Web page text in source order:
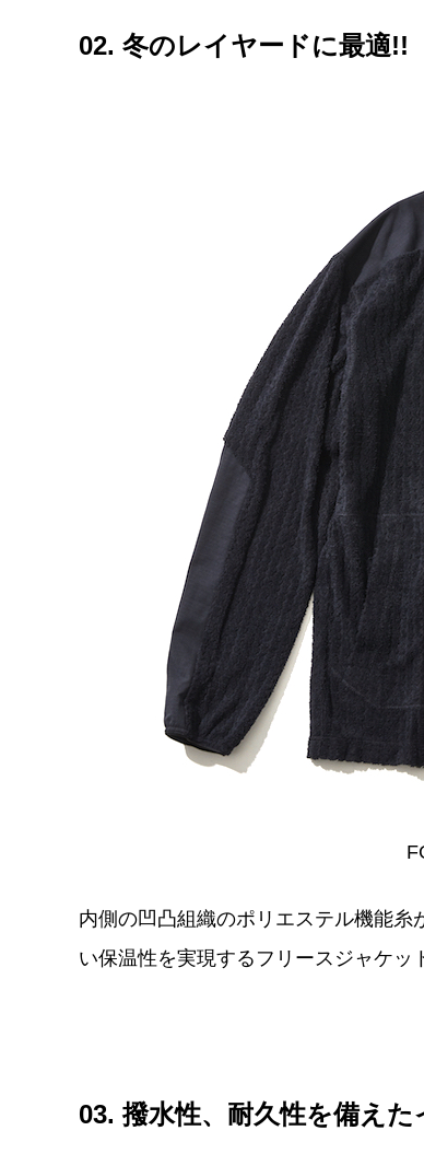
02. 冬のレイヤードに最適!!
内側の凹凸組織のポリエステル機能
い保温性を実現するフリースジャケッ
03. 撥水性、耐久性を備えた